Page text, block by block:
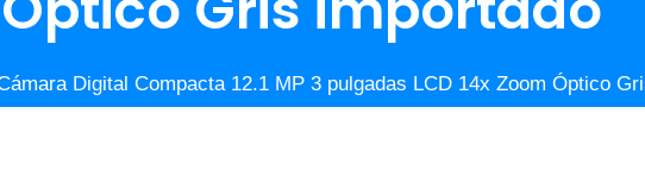
Digital Compacta 12.1 MP 3 pulgadas LCD 14x Zoom Óptico